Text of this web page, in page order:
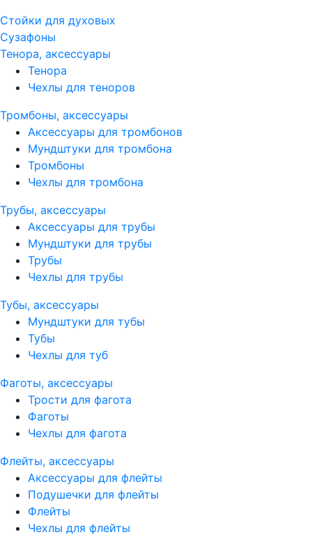
Стойки для духовых
Сузафоны
Тенора, аксессуары
Тенора
Чехлы для теноров
Тромбоны, аксессуары
Аксессуары для тромбонов
Мундштуки для тромбона
Тромбоны
Чехлы для тромбона
Трубы, аксессуары
Аксессуары для трубы
Мундштуки для трубы
Трубы
Чехлы для трубы
Тубы, аксессуары
Мундштуки для тубы
Тубы
Чехлы для туб
Фаготы, аксессуары
Трости для фагота
Фаготы
Чехлы для фагота
Флейты, аксессуары
Аксессуары для флейты
Подушечки для флейты
Флейты
Чехлы для флейты